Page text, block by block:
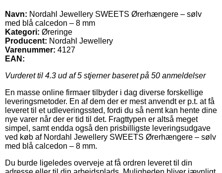
Navn: Nordahl Jewellery SWEETS Ørerhængere – sølv
med blå calcedon – 8 mm
Kategori: Øreringe
Producent: Nordahl Jewellery
Varenummer: 4127
EAN:
Vurderet til 4.3 ud af 5 stjerner baseret på 50 anmeldelser
En masse online firmaer tilbyder i dag diverse forskellige
leveringsmetoder. En af dem der er mest anvendt er p.t. at få
leveret til et udleveringssted, fordi du så nemt kan hente dine
nye varer når der er tid til det. Fragttypen er altså meget
simpel, samt endda også den prisbilligste leveringsudgave
ved køb af Nordahl Jewellery SWEETS Ørerhængere – sølv
med blå calcedon – 8 mm.
Du burde ligeledes overveje at få ordren leveret til din